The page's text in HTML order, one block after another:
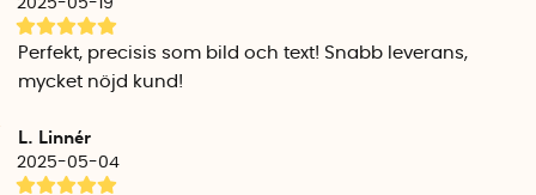
Perfekt, precisis som bild och text! Snabb leverans,
mycket nöjd kund!
L. Linnér
2025-05-04